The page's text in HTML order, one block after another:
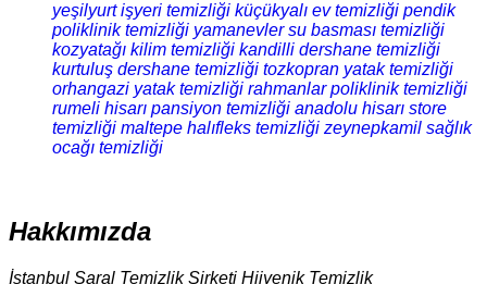
yeşilyurt işyeri temizliği küçükyalı ev temizliği pendik
poliklinik temizliği yamanevler su basması temizliği
kozyatağı kilim temizliği kandilli dershane temizliği
kurtuluş dershane temizliği tozkopran yatak temizliği
orhangazi yatak temizliği rahmanlar poliklinik temizliği
rumeli hisarı pansiyon temizliği anadolu hisarı store
temizliği maltepe halıfleks temizliği zeynepkamil sağlık
ocağı temizliği
Hakkımızda
İstanbul Saral Temizlik Şirketi Hijyenik Temizlik